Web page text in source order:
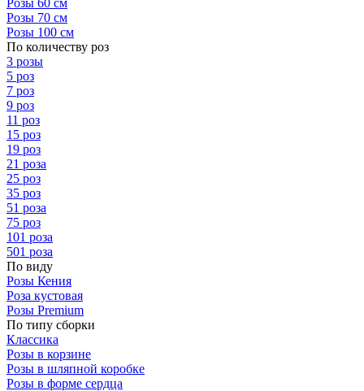
Розы 60 см
Розы 70 см
Розы 100 см
По количеству роз
3 розы
5 роз
7 роз
9 роз
11 роз
15 роз
19 роз
21 роза
25 роз
35 роз
51 роза
75 роз
101 роза
501 роза
По виду
Розы Кения
Роза кустовая
Розы Premium
По типу сборки
Классика
Розы в корзине
Розы в шляпной коробке
Розы в форме сердца